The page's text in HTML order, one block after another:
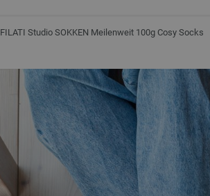
FILATI Studio SOKKEN Meilenweit 100g Cosy Socks